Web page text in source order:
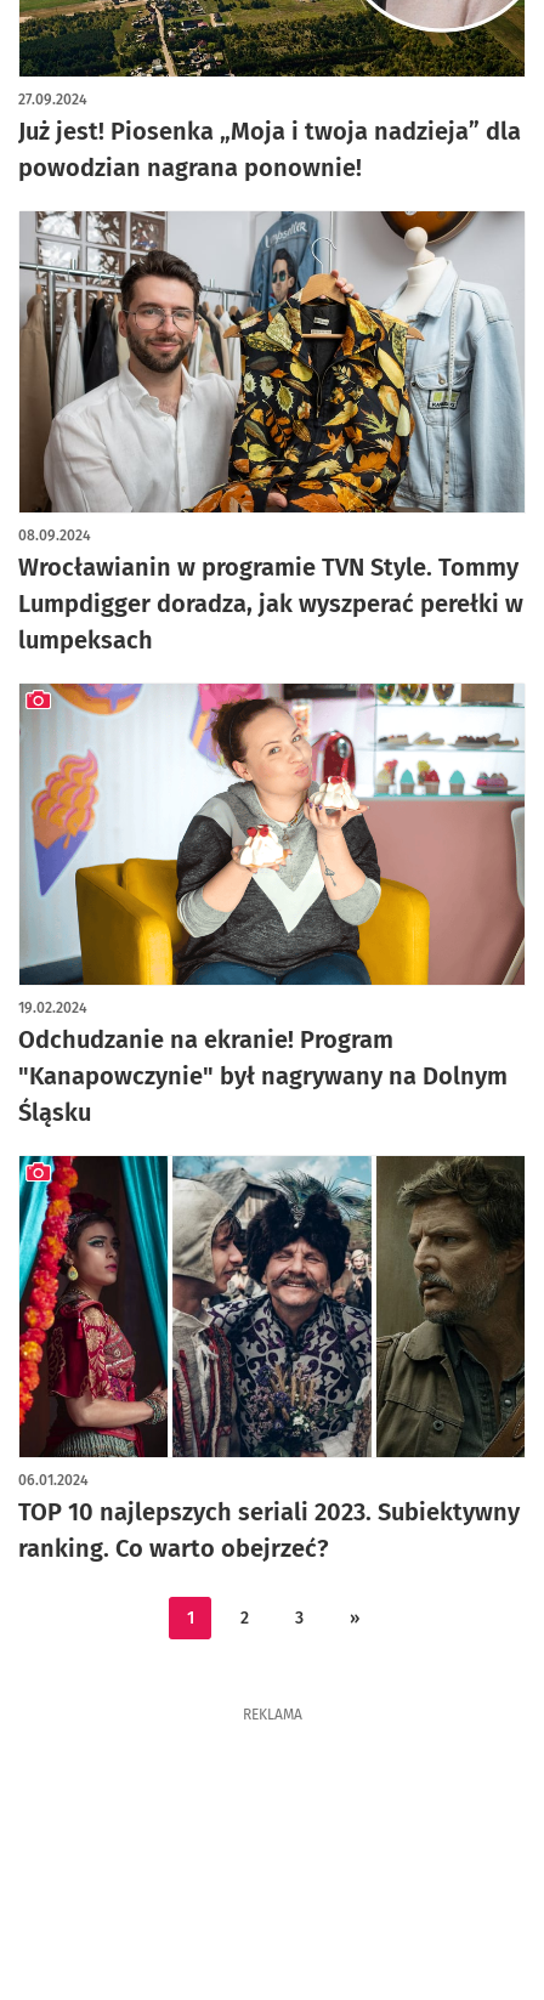
Już jest! Piosenka „Moja i twoja nadzieja” dla
powodzian nagrana ponownie!
27.09.2024
Wrocławianin w programie TVN Style. Tommy
Lumpdigger doradza, jak wyszperać perełki w
lumpeksach
08.09.2024
Odchudzanie na ekranie! Program
"Kanapowczynie" był nagrywany na Dolnym
Śląsku
19.02.2024
artykuł z galerią zdjęć
TOP 10 najlepszych seriali 2023. Subiektywny
ranking. Co warto obejrzeć?
06.01.2024
artykuł z galerią zdjęć
1 2 3 »
REKLAMA